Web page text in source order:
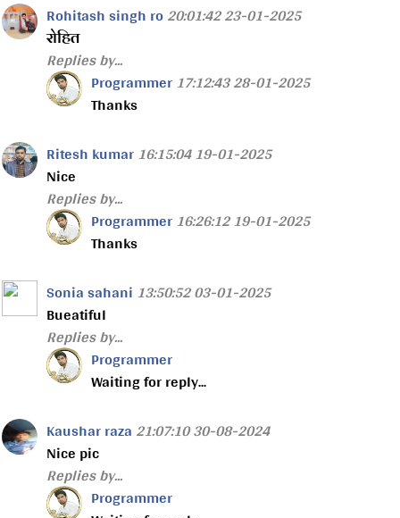
Rohitash singh ro20:01:42 23-01-2025
रोहित
Replies by...
Programmer17:12:43 28-01-2025
Thanks
Ritesh kumar16:15:04 19-01-2025
Nice
Replies by...
Programmer16:26:12 19-01-2025
Thanks
Sonia sahani 13:50:52 03-01-2025
Bueatiful
Replies by...
Programmer
Waiting for reply...
Kaushar raza21:07:10 30-08-2024
Nice pic
Replies by...
Programmer